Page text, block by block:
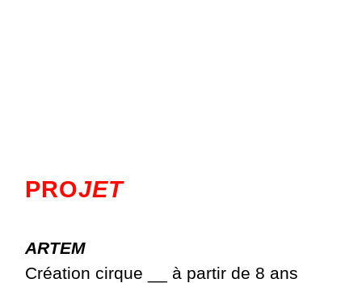
PROJET
ARTEM
Création cirque __ à partir de 8 ans